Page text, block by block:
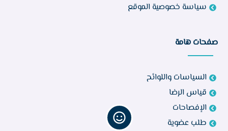
سياسة خصوصية الموقع
صفحات هامة
السياسات واللوائح
قياس الرضا
الإفصاحات
طلب عضوية